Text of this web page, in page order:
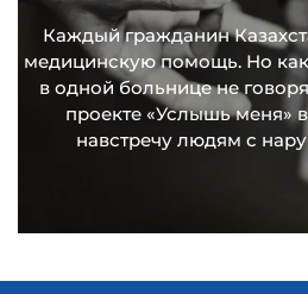
Каждый гражданин
медицинскую помощь. Но как
в одной больнице не
проекте «Услышь меня»
навстречу людям с